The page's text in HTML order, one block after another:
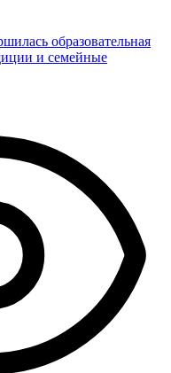
образовательная
и семейные